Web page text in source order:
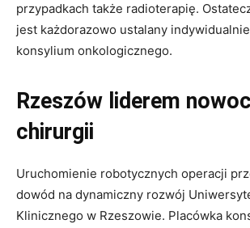
przypadkach także radioterapię.
jest każdorazowo ustalany
konsylium onkologicznego.
Rzeszów liderem
chirurgii
Uruchomienie robotycznych operacji
dowód na dynamiczny rozwój
Klinicznego w Rzeszowie. Placówka